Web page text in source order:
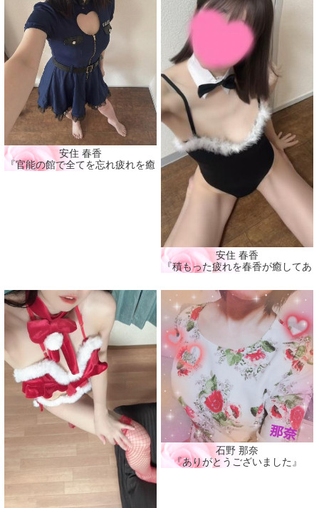
安住 春香
『官能の館で全てを忘れ疲れを癒そう🩷』
安住 春香
『積もった疲れを春香が癒してあ
石野 那奈
『ありがとうございました』